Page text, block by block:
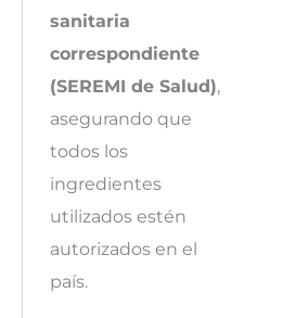
sanitaria
correspondiente
(SEREMI de Salud),
asegurando que
todos los
ingredientes
utilizados estén
autorizados en el
país.